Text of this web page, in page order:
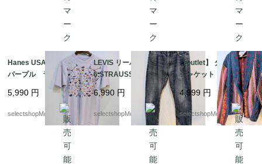
Hanes USA Lサイズ
パープル ラベンダ
ー 刺繍 ヘインズ
コットン フルーツ
動物 アヒル 蝶々
ヘビ Tシャツ サボ
5,990 円
selectshopMerci.
LEVIS リーバイス 50
6 STRAUSS W33 ブル
ー デニム アメカ
ジ ジーンズ パンツ
6,990 円
selectshopMerci.
【outlet】 タオル地
ジャケット 可愛い p
op カラフル M イ
ンド コットン デッ
ドストック ピンク
ブルー カラフル 幾
何学模様 デッドスト
4,999 円
selectshopMerci.